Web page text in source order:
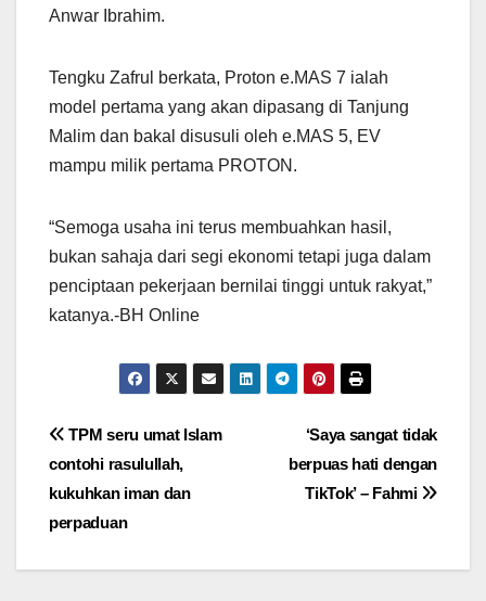
Anwar Ibrahim.
Tengku Zafrul berkata, Proton e.MAS 7 ialah
model pertama yang akan dipasang di Tanjung
Malim dan bakal disusuli oleh e.MAS 5, EV
mampu milik pertama PROTON.
“Semoga usaha ini terus membuahkan hasil,
bukan sahaja dari segi ekonomi tetapi juga dalam
penciptaan pekerjaan bernilai tinggi untuk rakyat,”
katanya.-BH Online
Post
navigation
‘Saya sangat tidak
berpuas hati dengan
TikTok’ – Fahmi
TPM seru umat Islam
contohi rasulullah,
kukuhkan iman dan
perpaduan